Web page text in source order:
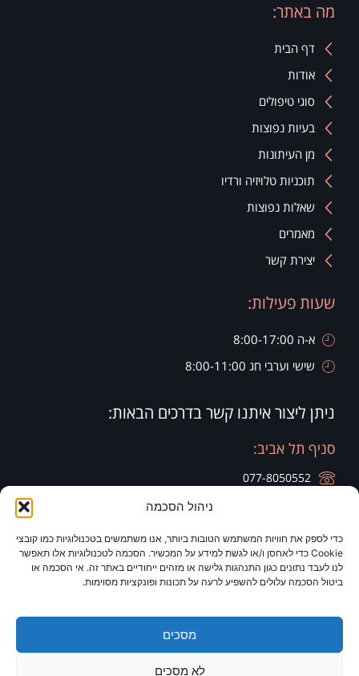
ניהול הסכמה
כדי לספק את חוויות המשתמש הטובות ביותר, אנו משתמשים בטכנולוגיות כמו קובצי
Cookie כדי לאחסן ו/או לגשת למידע על המכשיר. הסכמה לטכנולוגיות אלו תאפשר
לנו לעבד נתונים כגון התנהגות גלישה או מזהים ייחודיים באתר זה. אי הסכמה או
ביטול הסכמה עלולים להשפיע לרעה על תכונות ופונקציות מסוימות.
מסכים
לא מסכים
ניתן ליצור איתנו קשר בדרכים הבאות:
סניף תל אביב:
077-8050552
סניף זיכרון יעקב:
077-8050420
סניף ירושלים:
077-8050420
מה באתר:
דף הבית
אודות
סוגי טיפולים
בעיות נפוצות
מן העיתונות
תוכניות טלויזיה ורדיו
שאלות נפוצות
מאמרים
יצירת קשר
שעות פעילות:
א-ה 8:00-17:00
שישי וערבי חג 8:00-11:00